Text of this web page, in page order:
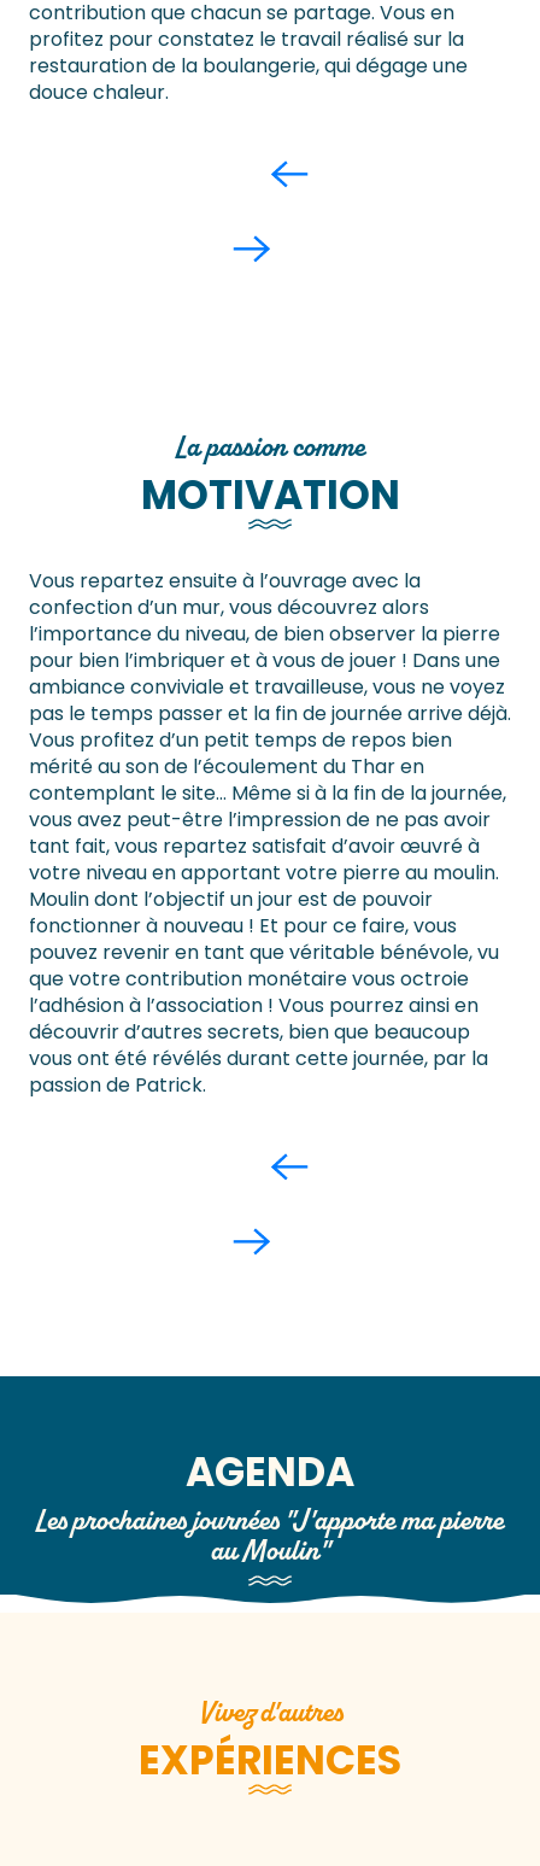
contribution que chacun se partage. Vous en
profitez pour constatez le travail réalisé sur la
restauration de la boulangerie, qui dégage une
douce chaleur.
La passion comme
MOTIVATION
Vous repartez ensuite à l’ouvrage avec la
confection d’un mur, vous découvrez alors
l’importance du niveau, de bien observer la pierre
pour bien l’imbriquer et à vous de jouer ! Dans une
ambiance conviviale et travailleuse, vous ne voyez
pas le temps passer et la fin de journée arrive déjà.
Vous profitez d’un petit temps de repos bien
mérité au son de l’écoulement du Thar en
contemplant le site… Même si à la fin de la journée,
vous avez peut-être l’impression de ne pas avoir
tant fait, vous repartez satisfait d’avoir œuvré à
votre niveau en apportant votre pierre au moulin.
Moulin dont l’objectif un jour est de pouvoir
fonctionner à nouveau ! Et pour ce faire, vous
pouvez revenir en tant que véritable bénévole, vu
que votre contribution monétaire vous octroie
l’adhésion à l’association ! Vous pourrez ainsi en
découvrir d’autres secrets, bien que beaucoup
vous ont été révélés durant cette journée, par la
passion de Patrick.
AGENDA
Les prochaines journées "J'apporte ma pierre
au Moulin"
Vivez d'autres
EXPÉRIENCES